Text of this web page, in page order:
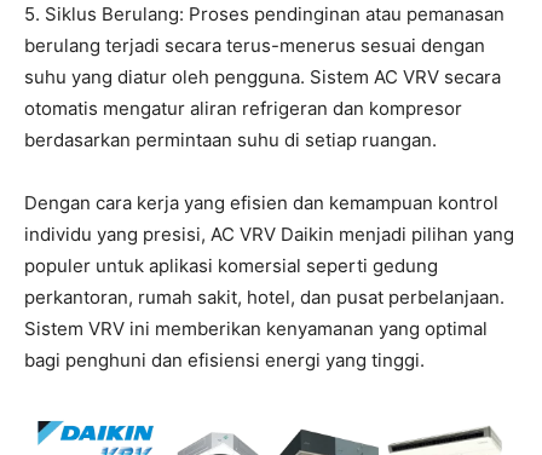
5. Siklus Berulang: Proses pendinginan atau pemanasan
berulang terjadi secara terus-menerus sesuai dengan
suhu yang diatur oleh pengguna. Sistem AC VRV secara
otomatis mengatur aliran refrigeran dan kompresor
berdasarkan permintaan suhu di setiap ruangan.
Dengan cara kerja yang efisien dan kemampuan kontrol
individu yang presisi, AC VRV Daikin menjadi pilihan yang
populer untuk aplikasi komersial seperti gedung
perkantoran, rumah sakit, hotel, dan pusat perbelanjaan.
Sistem VRV ini memberikan kenyamanan yang optimal
bagi penghuni dan efisiensi energi yang tinggi.